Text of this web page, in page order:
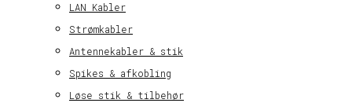
LAN Kabler
Strømkabler
Antennekabler & stik
Spikes & afkobling
Løse stik & tilbehør